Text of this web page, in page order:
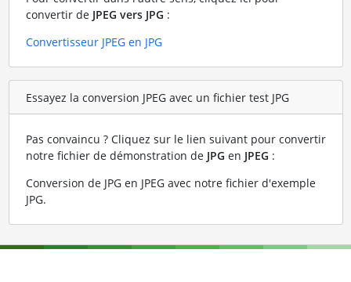
convertir de JPEG vers JPG :
Convertisseur JPEG en JPG
Essayez la conversion JPEG avec un fichier test JPG
Pas convaincu ? Cliquez sur le lien suivant pour convertir
notre fichier de démonstration de JPG en JPEG :
Conversion de JPG en JPEG avec notre fichier d'exemple
JPG.